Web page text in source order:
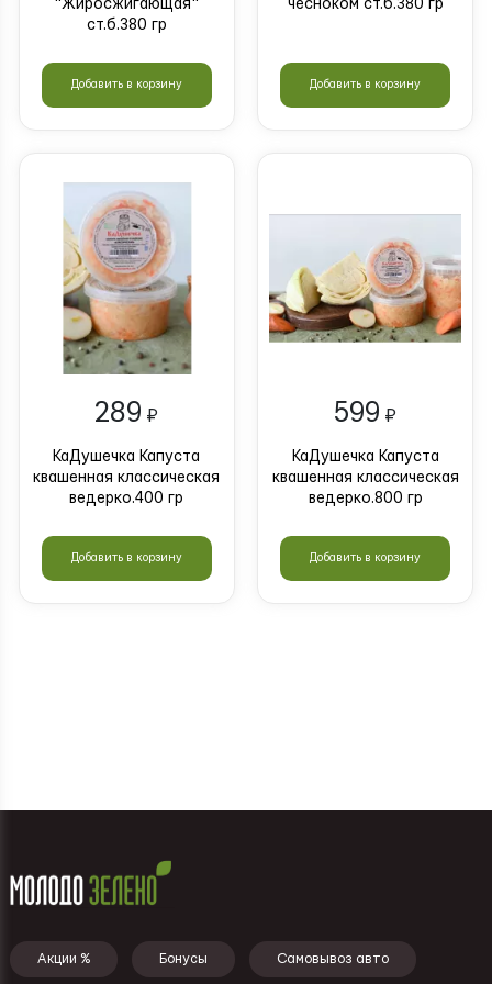
"Жиросжигающая"
ст.б.380 гр
Добавить в корзину
чесноком ст.б.380 гр
Добавить в корзину
289 ₽
КаДушечка Капуста
квашенная классическая
ведерко.400 гр
Добавить в корзину
599 ₽
КаДушечка Капуста
квашенная классическая
ведерко.800 гр
Добавить в корзину
Подвал - меню
Акции % Бонусы Самовывоз авто